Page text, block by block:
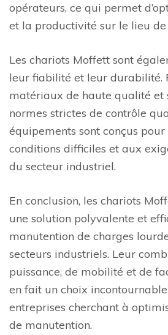
opérateurs, ce qui permet
et la productivité sur le lieu
Les chariots Moffett sont
leur fiabilité et leur durabilité.
matériaux de haute qualité et
normes strictes de contrôle
équipements sont conçus
conditions difficiles et aux
du secteur industriel.
En conclusion, les chariots
une solution polyvalente et
manutention de charges
secteurs industriels. Leur
puissance, de mobilité et de
en fait un choix
entreprises cherchant à
de manutention.